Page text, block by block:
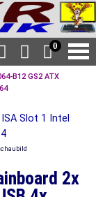
0
B12 GS2 ATX
2x